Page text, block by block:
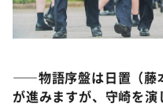
――物語序盤は日置（藤
が進みますが、守崎を演